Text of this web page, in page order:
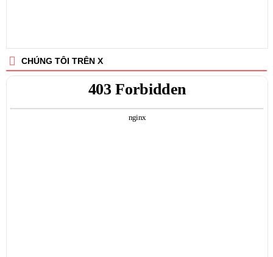
CHÚNG TÔI TRÊN X